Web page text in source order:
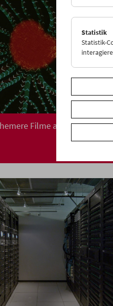
Filme aus und über
Statistik
Statistik-